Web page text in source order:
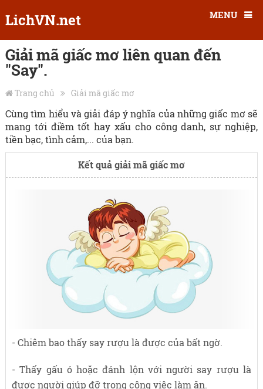
LichVN.net MENU
Giải mã giấc mơ liên quan đến
"Say".
Trang chủ Giải mã giấc mơ
Cùng tìm hiểu và giải đáp ý nghĩa của những giấc mơ sẽ
mang tới điềm tốt hay xấu cho công danh, sự nghiệp,
tiền bạc, tình cảm,... của bạn.
Kết quả giải mã giấc mơ
- Chiêm bao thấy say rượu là được của bất ngờ.
- Thấy gấu ó hoặc đánh lộn với người say rượu là
được người giúp đỡ trong công việc làm ăn.